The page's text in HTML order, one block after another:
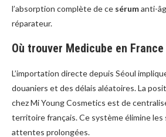
l’absorption complète de ce sérumanti-
réparateur.
Où trouver Medicube en France
L’importation directe depuis Séoul
douaniers et des délais aléatoires. La
chez Mi Young Cosmetics est de
territoire français. Ce système élimine
attentes prolongées.